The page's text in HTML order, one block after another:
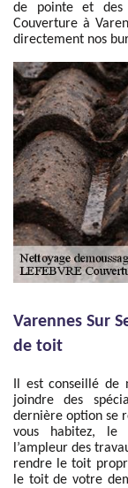
de pointe et des
Couverture à
directement nos
Varennes Sur
de toit
Il est conseillé
joindre des
dernière option se
vous habitez, le
l’ampleur des
rendre le toit
le toit de votre